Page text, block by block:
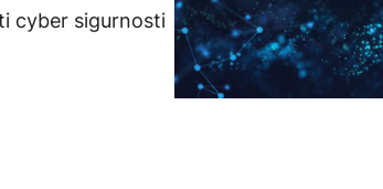
cyber sigurnosti